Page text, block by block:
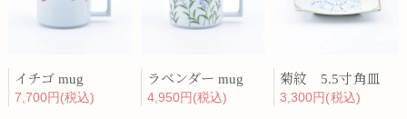
イチゴ mug
7,700円(税込)
ラベンダー mug
4,950円(税込)
菊紋 5.5寸角皿
3,300円(税込)